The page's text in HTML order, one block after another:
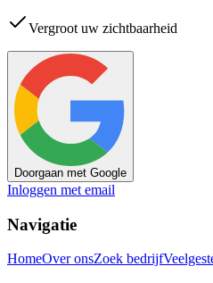
Vergroot uw zichtbaarheid
Doorgaan met Google
Inloggen met email
Navigatie
HomeOver onsZoek bedrijf